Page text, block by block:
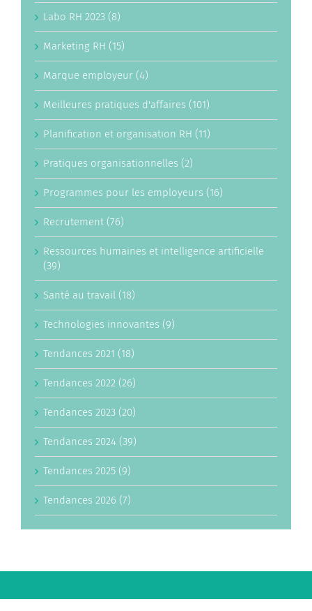
Labo RH 2023 (8)
Marketing RH (15)
Marque employeur (4)
Meilleures pratiques d'affaires (101)
Planification et organisation RH (11)
Pratiques organisationnelles (2)
Programmes pour les employeurs (16)
Recrutement (76)
Ressources humaines et intelligence artificielle
(39)
Santé au travail (18)
Technologies innovantes (9)
Tendances 2021 (18)
Tendances 2022 (26)
Tendances 2023 (20)
Tendances 2024 (39)
Tendances 2025 (9)
Tendances 2026 (7)